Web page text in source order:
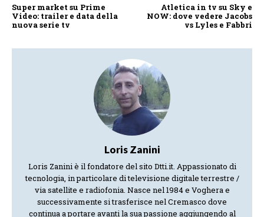
Super market su Prime
Video: trailer e data della
nuova serie tv
Atletica in tv su Sky e
NOW: dove vedere Jacobs
vs Lyles e Fabbri
Loris Zanini
Loris Zanini è il fondatore del sito Dtti.it. Appassionato di
tecnologia, in particolare di televisione digitale terrestre /
via satellite e radiofonia. Nasce nel 1984 e Voghera e
successivamente si trasferisce nel Cremasco dove
continua a portare avanti la sua passione aggiungendo al